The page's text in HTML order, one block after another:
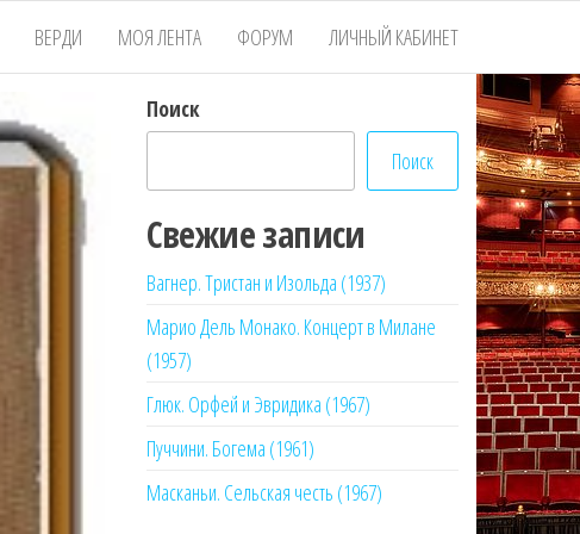
ВЕРДИ МОЯ ЛЕНТА ФОРУМ ЛИЧНЫЙ КАБИНЕТ
Поиск
Поиск
Свежие записи
Вагнер. Тристан и Изольда (1937)
Марио Дель Монако. Концерт в Милане
(1957)
Глюк. Орфей и Эвридика (1967)
Пуччини. Богема (1961)
Масканьи. Сельская честь (1967)